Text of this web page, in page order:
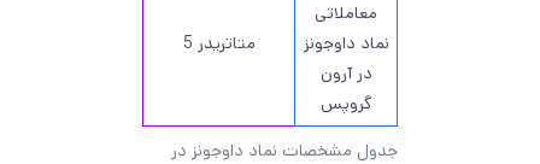
جدول مشخصات نماد داوجونز در
معاملاتی
نماد داوجونز
در آرون
گروپس
متاتریدر 5